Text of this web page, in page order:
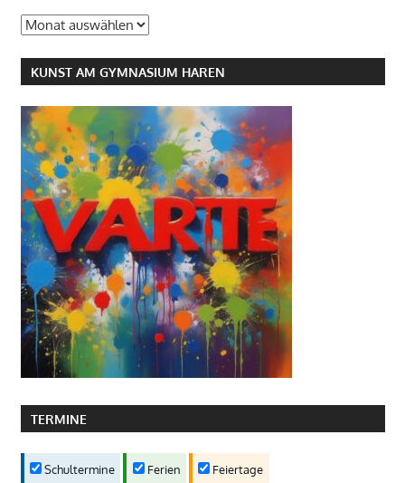
Archiv
KUNST AM GYMNASIUM HAREN
TERMINE
Schultermine Ferien Feiertage